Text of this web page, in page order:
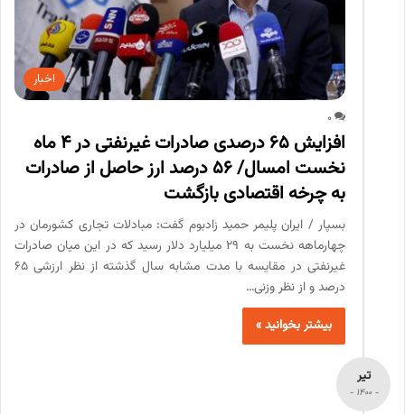
اخبار
0
افزایش ۶۵ درصدی صادرات غیرنفتی در 4 ماه
نخست امسال/ 56 درصد ارز حاصل از صادرات
به چرخه اقتصادی بازگشت
بسپار / ایران پلیمر حمید زادبوم گفت: مبادلات تجاری کشورمان در
چهارماهه نخست به ۲۹ میلیارد دلار رسید که در این میان صادرات
غیرنفتی در مقایسه با مدت مشابه سال گذشته از نظر ارزشی ۶۵
درصد و از نظر وزنی…
بیشتر بخوانید »
تیر
- 1400 -